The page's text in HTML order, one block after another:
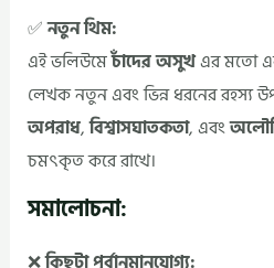
✅নতুন থিম:
এই ভলিউমেচাঁদের অসুখএর মতো
লেখক নতুন এবং ভিন্ন ধরনের রহস্য
অপরাধ,বিশ্বাসঘাতকতা, এবং
চমৎকৃত করে রাখে।
সমালোচনা: